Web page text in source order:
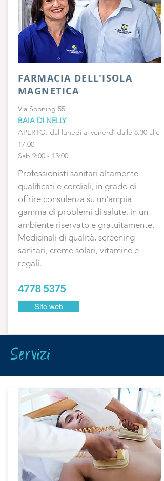
FARMACIA DELL'ISOLA
MAGNETICA
Via Sooning 55
BAIA DI NELLY
APERTO: dal lunedì al venerdì dalle 8:30 alle
17:00
Sab 9:00 - 13:00
Professionisti sanitari altamente
qualificati e cordiali, in grado di
offrire consulenza su un'ampia
gamma di problemi di salute, in un
ambiente riservato e gratuitamente.
Medicinali di qualità, screening
sanitari, creme solari, vitamine e
regali.
4778 5375
Sito web
Servizi